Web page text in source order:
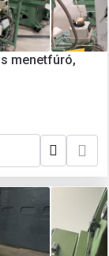
menetfúró,